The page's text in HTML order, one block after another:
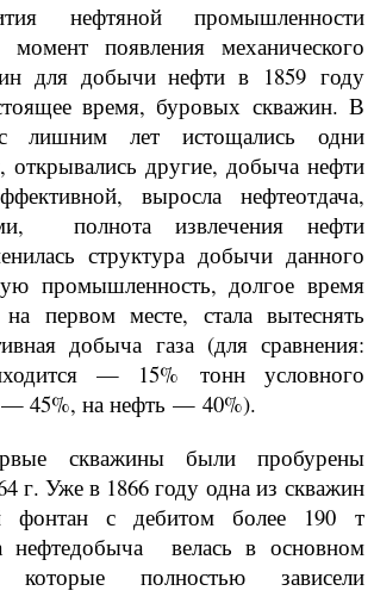
нефтяной промышленности
момент появления механического
для добычи нефти в 1859 году
время, буровых скважин. В
лишним лет истощались одни
открывались другие, добыча нефти
выросла нефтеотдача,
полнота извлечения нефти
структура добычи данного
промышленность, долгое время
первом месте, стала вытеснять
добыча газа (для сравнения:
— 15% тонн условного
— 45%, на нефть — 40%).
скважины были пробурены
г. Уже в 1866 году одна из скважин
фонтан с дебитом более 190 т
нефтедобыча велась в основном
которые полностью зависели